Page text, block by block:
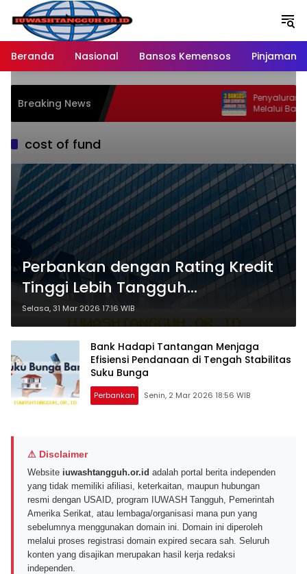
Langsung
konten
Beranda
Nasional Bansos Kemensos Pinjaman
Breaking News
Penyaluran
Melalui Bank BRI
Ratusan Wilayah
cost of fund
Perbankan dengan Rating Kredit
Tinggi Lebih Tangguh
Menghadapi Risiko Likuiditas
Selasa, 31 Mar 2026 17:16 WIB
Bank Hadapi Tantangan Menjaga
Efisiensi Pendanaan di Tengah Stabilitas
Suku Bunga
Perbankan Senin, 2 Mar 2026 18:56 WIB
⚠ Disclaimer
Website iuwashtangguh.or.id adalah portal berita independen
yang tidak memiliki afiliasi, keterkaitan, maupun hubungan
resmi dengan USAID, program IUWASH Tangguh, Pemerintah
Amerika Serikat, atau lembaga/organisasi mana pun yang
sebelumnya menggunakan domain ini. Domain ini diperoleh
melalui proses registrasi domain expired secara sah. Seluruh
konten yang disajikan merupakan hasil kerja redaksi
independen.